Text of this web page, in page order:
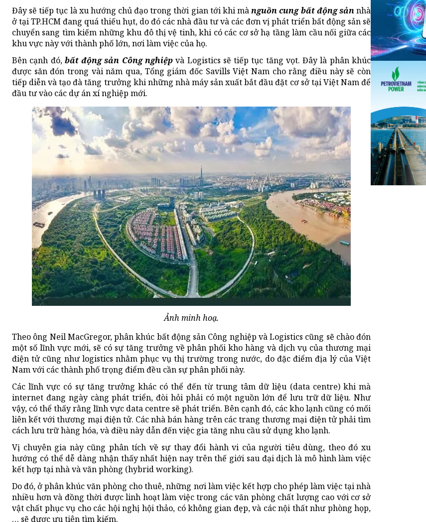
Đây sẽ tiếp tục là xu hướng chủ đạo trong thời gian tới khi mànguồn cung bất động sảnnhà
ở tại TP.HCM đang quá thiếu hụt, do đó các nhà đầu tư và các đơn vị phát triển bất động sản sẽ
chuyển sang tìm kiếm những khu đô thị vệ tinh, khi có các cơ sở hạ tầng làm cầu nối giữa các
khu vực này với thành phố lớn, nơi làm việc của họ.
Bên cạnh đó, bất động sản Công nghiệp và Logistics sẽ tiếp tục tăng vọt. Đây là phân khúc
được săn đón trong vài năm qua, Tổng giám đốc Savills Việt Nam cho rằng điều này sẽ còn
tiếp diễn và tạo đà tăng trưởng khi những nhà máy sản xuất bắt đầu đặt cơ sở tại Việt Nam để
đầu tư vào các dự án xí nghiệp mới.
Ảnh minh hoạ.
Theo ông Neil MacGregor, phân khúc bất động sản Công nghiệp và Logistics cũng sẽ chào đón
một số lĩnh vực mới, sẽ có sự tăng trưởng về phân phối kho hàng và dịch vụ của thương mại
điện tử cũng như logistics nhằm phục vụ thị trường trong nước, do đặc điểm địa lý của Việt
Nam với các thành phố trọng điểm đều cần sự phân phối này.
Các lĩnh vực có sự tăng trưởng khác có thể đến từ trung tâm dữ liệu (data centre) khi mà
internet đang ngày càng phát triển, đòi hỏi phải có một nguồn lớn để lưu trữ dữ liệu. Như
vậy, có thể thấy rằng lĩnh vực data centre sẽ phát triển. Bên cạnh đó, các kho lạnh cũng có mối
liên kết với thương mại điện tử. Các nhà bán hàng trên các trang thương mại điện tử phải tìm
cách lưu trữ hàng hóa, và điều này dẫn đến việc gia tăng nhu cầu sử dụng kho lạnh.
Vị chuyên gia này cũng phân tích về sự thay đổi hành vi của người tiêu dùng, theo đó xu
hướng có thể dễ dàng nhận thấy nhất hiện nay trên thế giới sau đại dịch là mô hình làm việc
kết hợp tại nhà và văn phòng (hybrid working).
Do đó, ở phân khúc văn phòng cho thuê, những nơi làm việc kết hợp cho phép làm việc tại nhà
nhiều hơn và đồng thời được linh hoạt làm việc trong các văn phòng chất lượng cao với cơ sở
vật chất phục vụ cho các hội nghị hội thảo, có không gian đẹp, và các nội thất như phòng họp,
… sẽ được ưu tiên tìm kiếm.